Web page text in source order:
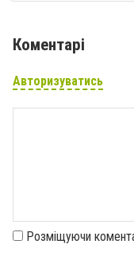
Коментарі
Авторизуватись
Розміщуючи